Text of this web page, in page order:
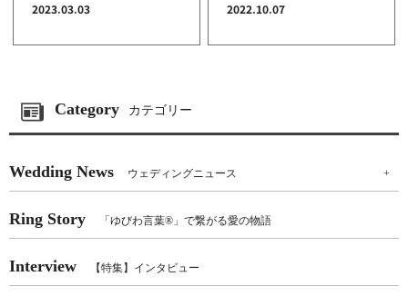
2023.03.03 2022.10.07
Category カテゴリー
Wedding News ウェディングニュース +
Ring Story 「ゆびわ言葉®」で繋がる愛の物語
Interview 【特集】インタビュー